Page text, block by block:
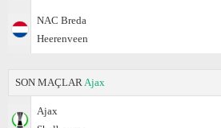
NAC Breda
Heerenveen
SON MAÇLAR Ajax
Ajax